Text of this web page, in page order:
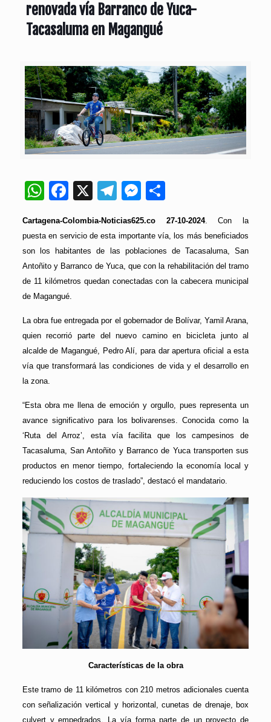
renovada vía Barranco de Yuca-
Tacasaluma en Magangué
WhatsApp
Facebook
X Telegram
Messenger
Cartagena-Colombia-Noticias625.co 27-10-2024. Con la
puesta en servicio de esta importante vía, los más beneficiados
son los habitantes de las poblaciones de Tacasaluma, San
Antoñito y Barranco de Yuca, que con la rehabilitación del tramo
de 11 kilómetros quedan conectadas con la cabecera municipal
de Magangué.
La obra fue entregada por el gobernador de Bolívar, Yamil Arana,
quien recorrió parte del nuevo camino en bicicleta junto al
alcalde de Magangué, Pedro Alí, para dar apertura oficial a esta
vía que transformará las condiciones de vida y el desarrollo en
la zona.
“Esta obra me llena de emoción y orgullo, pues representa un
avance significativo para los bolivarenses. Conocida como la
‘Ruta del Arroz’, esta vía facilita que los campesinos de
Tacasaluma, San Antoñito y Barranco de Yuca transporten sus
productos en menor tiempo, fortaleciendo la economía local y
reduciendo los costos de traslado”, destacó el mandatario.
Características de la obra
Este tramo de 11 kilómetros con 210 metros adicionales cuenta
con señalización vertical y horizontal, cunetas de drenaje, box
culvert y empedrados. La vía forma parte de un proyecto de